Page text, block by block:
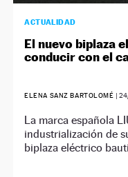
ACTUALIDAD
El nuevo biplaza
conducir con el
ELENA SANZ BARTOLOMÉ |
La marca española
industrialización de
biplaza eléctrico